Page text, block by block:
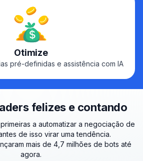
Otimize
pré-definidas e assistência com IA
felizes e contando
a automatizar a negociação de
de isso virar uma tendência.
mais de 4,7 milhões de bots até
agora.